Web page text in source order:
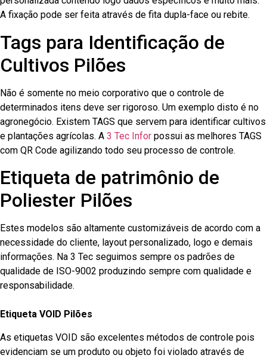
A fixação pode ser feita através de fita dupla-face ou rebite.
Tags para Identificação de
Cultivos Pilões
Não é somente no meio corporativo que o controle de
determinados itens deve ser rigoroso. Um exemplo disto é no
agronegócio. Existem TAGS que servem para identificar cultivos
e plantações agrícolas. A 3 Tec Infor possui as melhores TAGS
com QR Code agilizando todo seu processo de controle.
Etiqueta de patrimônio de
Poliester Pilões
Estes modelos são altamente customizáveis de acordo com a
necessidade do cliente, layout personalizado, logo e demais
informações. Na 3 Tec seguimos sempre os padrões de
qualidade de ISO-9002 produzindo sempre com qualidade e
responsabilidade.
Etiqueta VOID Pilões
As etiquetas VOID são excelentes métodos de controle pois
evidenciam se um produto ou objeto foi violado através de